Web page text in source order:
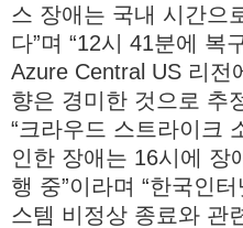
스 장애는 국내 시간으
다”며 “12시 41분에 복
Azure Central US 리전
향은 경미한 것으로 추
“크라우드 스트라이크
인한 장애는 16시에 장
행 중”이라며 “한국인
스템 비정상 종료와 관